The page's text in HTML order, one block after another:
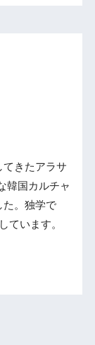
てきたアラサ
韓国カルチャ
た。独学で
ています。